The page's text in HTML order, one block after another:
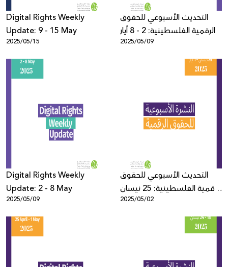
Digital Rights Weekly
Update: 9 - 15 May
2025/05/15
التحديث الأسبوعي للحقوق
الرقمية الفلسطينية: 2 - 8 أيار
2025/05/09
Digital Rights Weekly
Update: 2 - 8 May
2025/05/09
التحديث الأسبوعي للحقوق
الرقمية الفلسطينية: 25 نيسان
- 1 أيار
2025/05/02